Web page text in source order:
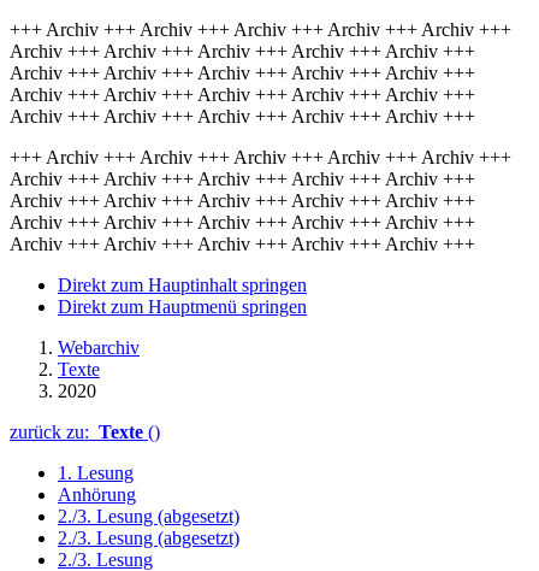
+++ Archiv +++ Archiv +++ Archiv +++ Archiv +++ Archiv +++
Archiv +++ Archiv +++ Archiv +++ Archiv +++ Archiv +++
Archiv +++ Archiv +++ Archiv +++ Archiv +++ Archiv +++
Archiv +++ Archiv +++ Archiv +++ Archiv +++ Archiv +++
Archiv +++ Archiv +++ Archiv +++ Archiv +++ Archiv +++
+++ Archiv +++ Archiv +++ Archiv +++ Archiv +++ Archiv +++
Archiv +++ Archiv +++ Archiv +++ Archiv +++ Archiv +++
Archiv +++ Archiv +++ Archiv +++ Archiv +++ Archiv +++
Archiv +++ Archiv +++ Archiv +++ Archiv +++ Archiv +++
Archiv +++ Archiv +++ Archiv +++ Archiv +++ Archiv +++
Direkt zum Hauptinhalt springen
Direkt zum Hauptmenü springen
Webarchiv
Texte
2020
zurück zu: Texte ()
1. Lesung
Anhörung
2./3. Lesung (abgesetzt)
2./3. Lesung (abgesetzt)
2./3. Lesung